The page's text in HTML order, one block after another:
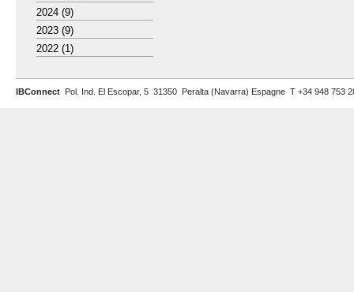
2024 (9)
2023 (9)
2022 (1)
IBConnect Pol. Ind. El Escopar, 5 31350 Peralta (Navarra) Espagne T +34 948 753